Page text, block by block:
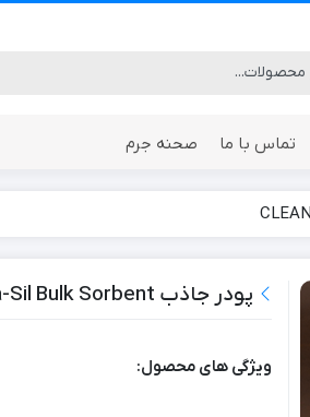
Clean-Up
تماس با ما صحنه جرم
پودر جاذب CLEAN-UP Pharma-Sil Bulk Sorbent
ویژگی های محصول: